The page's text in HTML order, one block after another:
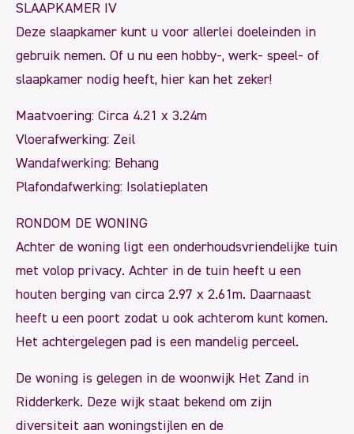
SLAAPKAMER IV
Deze slaapkamer kunt u voor allerlei doeleinden in
gebruik nemen. Of u nu een hobby-, werk- speel- of
slaapkamer nodig heeft, hier kan het zeker!
Maatvoering: Circa 4.21 x 3.24m
Vloerafwerking: Zeil
Wandafwerking: Behang
Plafondafwerking: Isolatieplaten
RONDOM DE WONING
Achter de woning ligt een onderhoudsvriendelijke tuin
met volop privacy. Achter in de tuin heeft u een
houten berging van circa 2.97 x 2.61m. Daarnaast
heeft u een poort zodat u ook achterom kunt komen.
Het achtergelegen pad is een mandelig perceel.
De woning is gelegen in de woonwijk Het Zand in
Ridderkerk. Deze wijk staat bekend om zijn
diversiteit aan woningstijlen en de